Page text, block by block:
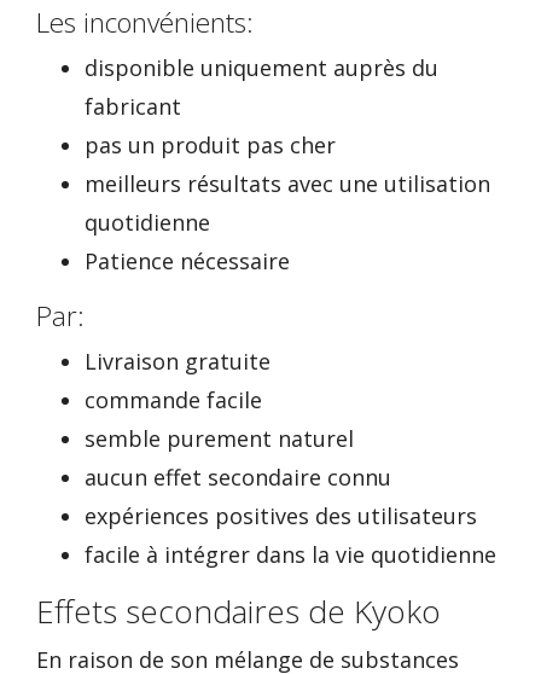
Les inconvénients:
disponible uniquement auprès du
fabricant
pas un produit pas cher
meilleurs résultats avec une utilisation
quotidienne
Patience nécessaire
Par:
Livraison gratuite
commande facile
semble purement naturel
aucun effet secondaire connu
expériences positives des utilisateurs
facile à intégrer dans la vie quotidienne
Effets secondaires de Kyoko
En raison de son mélange de substances